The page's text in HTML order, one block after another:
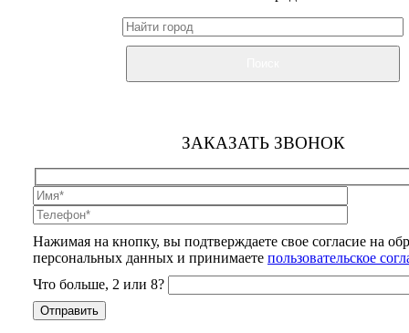
ЗАКАЗАТЬ ЗВОНОК
Нажимая на кнопку, вы подтверждаете свое согласие на
персональных данных и принимаете пользовательское
Что больше, 2 или 8?